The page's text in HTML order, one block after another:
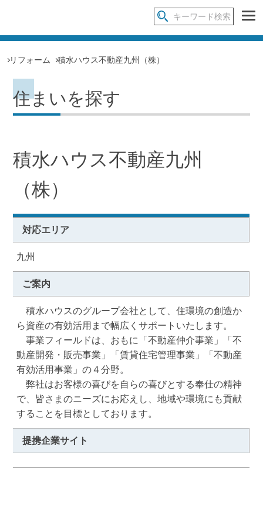
リフォーム 積水ハウス不動産九州（株）
住まいを探す
積水ハウス不動産九州
（株）
対応エリア
九州
ご案内
積水ハウスのグループ会社として、住環境の創造か
ら資産の有効活用まで幅広くサポートいたします。
事業フィールドは、おもに「不動産仲介事業」「不
動産開発・販売事業」「賃貸住宅管理事業」「不動産
有効活用事業」の４分野。
弊社はお客様の喜びを自らの喜びとする奉仕の精神
で、皆さまのニーズにお応えし、地域や環境にも貢献
することを目標としております。
提携企業サイト